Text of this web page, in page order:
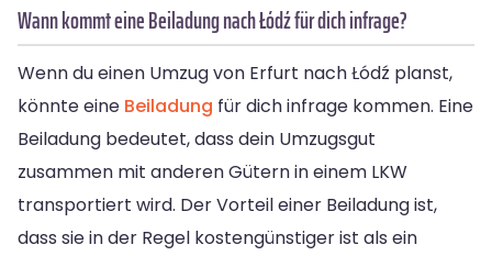
Wann kommt eine Beiladung nach Łódź für dich infrage?
Wenn du einen Umzug von Erfurt nach Łódź planst,
könnte eine Beiladung für dich infrage kommen. Eine
Beiladung bedeutet, dass dein Umzugsgut
zusammen mit anderen Gütern in einem LKW
transportiert wird. Der Vorteil einer Beiladung ist,
dass sie in der Regel kostengünstiger ist als ein